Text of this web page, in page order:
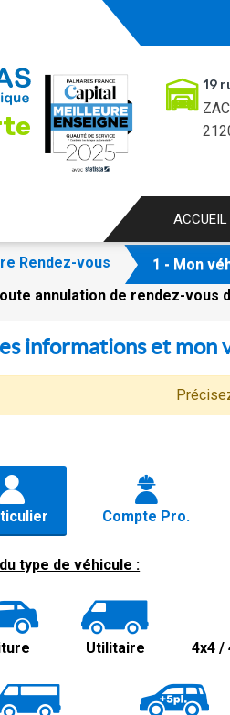
19
ACCUEIL
Rendez-vous 1 - Mon
annulation de rendez-vous
informations et mon
Compte Pro.
type de véhicule :
Utilitaire 4x4 /